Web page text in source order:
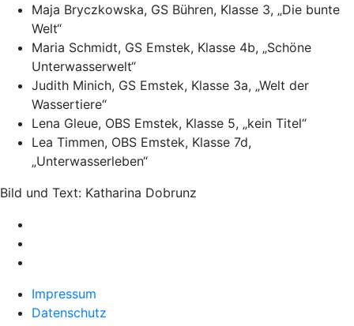
Maja Bryczkowska, GS Bühren, Klasse 3, „Die bunte
Welt“
Maria Schmidt, GS Emstek, Klasse 4b, „Schöne
Unterwasserwelt“
Judith Minich, GS Emstek, Klasse 3a, „Welt der
Wassertiere“
Lena Gleue, OBS Emstek, Klasse 5, „kein Titel“
Lea Timmen, OBS Emstek, Klasse 7d,
„Unterwasserleben“
Bild und Text: Katharina Dobrunz
Impressum
Datenschutz